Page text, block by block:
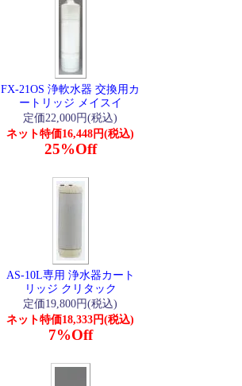
FX-21OS 浄軟水器 交換用カ
ートリッジ メイスイ
定価22,000円(税込)
ネット特価16,448円(税込)
25%Off
AS-10L専用 浄水器カート
リッジ クリタック
定価19,800円(税込)
ネット特価18,333円(税込)
7%Off